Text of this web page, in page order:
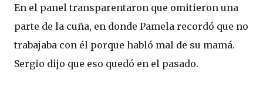
En el panel transparentaron que omitieron una
parte de la cuña, en donde Pamela recordó que no
trabajaba con él porque habló mal de su mamá.
Sergio dijo que eso quedó en el pasado.